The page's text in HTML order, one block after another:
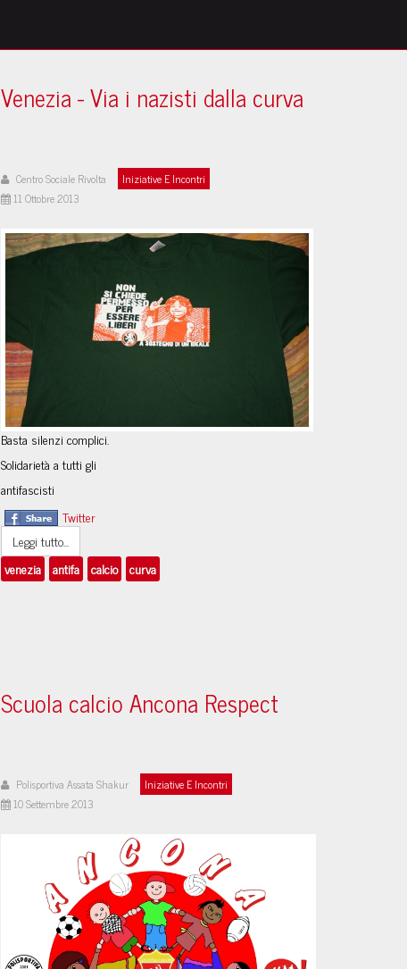
Venezia - Via i nazisti dalla curva
Centro Sociale Rivolta
Iniziative E Incontri
11 Ottobre 2013
Basta silenzi complici.
Solidarietà a tutti gli
antifascisti
Twitter
Leggi tutto...
venezia antifa calcio curva
Scuola calcio Ancona Respect
Polisportiva Assata Shakur
Iniziative E Incontri
10 Settembre 2013